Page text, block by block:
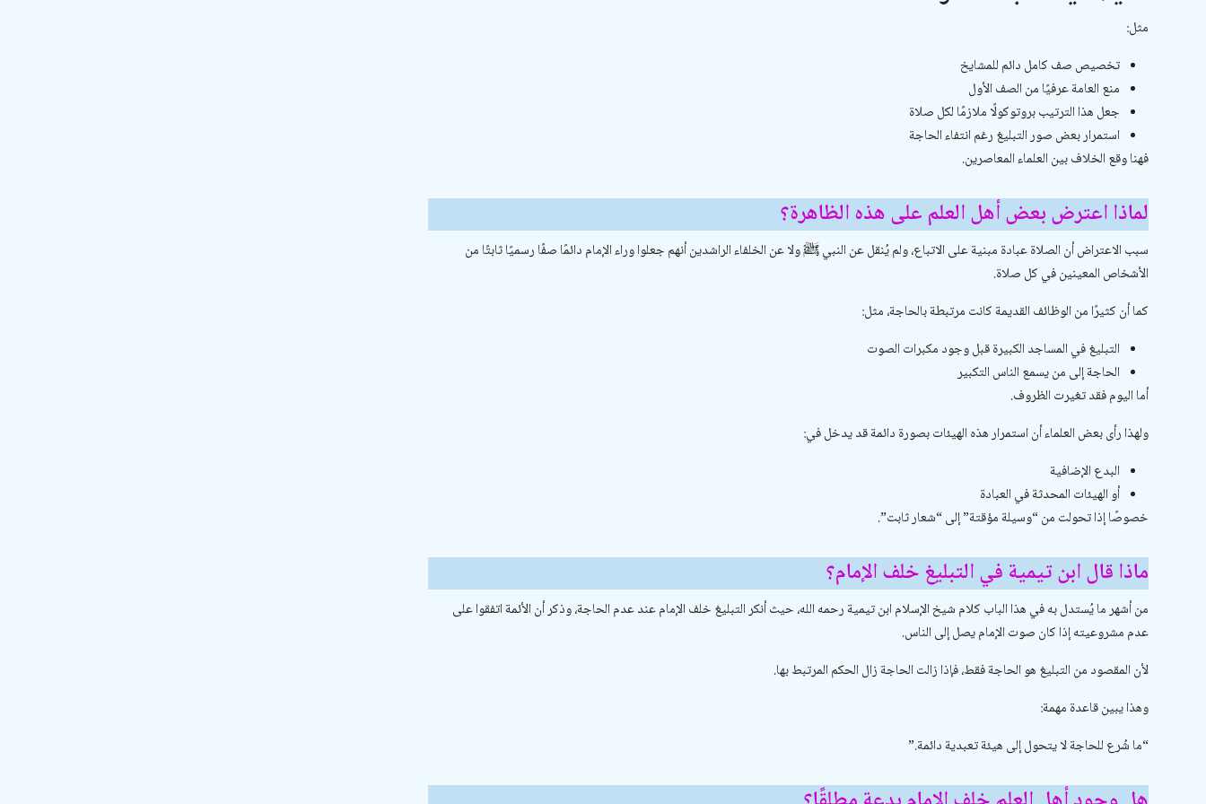
مثل:
تخصيص صف كامل دائم للمشايخ
منع العامة عرفيًا من الصف الأول
جعل هذا الترتيب بروتوكولًا ملازمًا لكل صلاة
استمرار بعض صور التبليغ رغم انتفاء الحاجة
فهنا وقع الخلاف بين العلماء المعاصرين.
لماذا اعترض بعض أهل العلم على هذه الظاهرة؟
سبب الاعتراض أن الصلاة عبادة مبنية على الاتباع، ولم يُنقل عن النبي ﷺ ولا عن الخلفاء الراشدين أنهم جعلوا وراء الإمام دائمًا صفًا رسميًا ثابتًا من
الأشخاص المعينين في كل صلاة.
كما أن كثيرًا من الوظائف القديمة كانت مرتبطة بالحاجة، مثل:
التبليغ في المساجد الكبيرة قبل وجود مكبرات الصوت
الحاجة إلى من يسمع الناس التكبير
أما اليوم فقد تغيرت الظروف.
ولهذا رأى بعض العلماء أن استمرار هذه الهيئات بصورة دائمة قد يدخل في:
البدع الإضافية
أو الهيئات المحدثة في العبادة
خصوصًا إذا تحولت من “وسيلة مؤقتة” إلى “شعار ثابت”.
ماذا قال ابن تيمية في التبليغ خلف الإمام؟
من أشهر ما يُستدل به في هذا الباب كلام شيخ الإسلام ابن تيمية رحمه الله، حيث أنكر التبليغ خلف الإمام عند عدم الحاجة، وذكر أن الأئمة اتفقوا على
عدم مشروعيته إذا كان صوت الإمام يصل إلى الناس.
لأن المقصود من التبليغ هو الحاجة فقط، فإذا زالت الحاجة زال الحكم المرتبط بها.
وهذا يبين قاعدة مهمة:
“ما شُرع للحاجة لا يتحول إلى هيئة تعبدية دائمة.”